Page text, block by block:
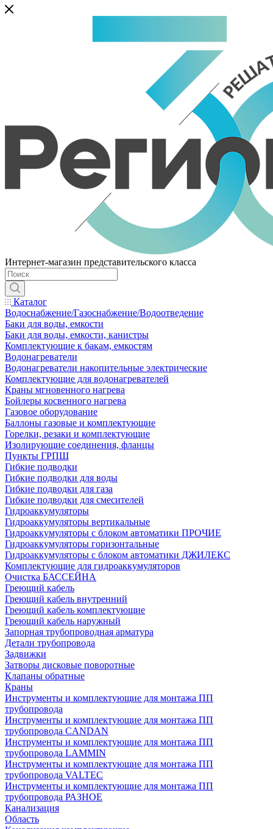
Интернет-магазин представительского класса
Каталог
Водоснабжение/Газоснабжение/Водоотведение
Баки для воды, емкости
Баки для воды, емкости, канистры
Комплектующие к бакам, емкостям
Водонагреватели
Водонагреватели накопительные электрические
Комплектующие для водонагревателей
Краны мгновенного нагрева
Бойлеры косвенного нагрева
Газовое оборудование
Баллоны газовые и комплектующие
Горелки, резаки и комплектующие
Изолирующие соединения, фланцы
Пункты ГРПШ
Гибкие подводки
Гибкие подводки для воды
Гибкие подводки для газа
Гибкие подводки для смесителей
Гидроаккумуляторы
Гидроаккумуляторы вертикальные
Гидроаккумуляторы с блоком автоматики ПРОЧИЕ
Гидроаккумуляторы горизонтальные
Гидроаккумуляторы с блоком автоматики ДЖИЛЕКС
Комплектующие для гидроаккумуляторов
Очистка БАССЕЙНА
Греющий кабель
Греющий кабель внутренний
Греющий кабель комплектующие
Греющий кабель наружный
Запорная трубопроводная арматура
Детали трубопровода
Задвижки
Затворы дисковые поворотные
Клапаны обратные
Краны
Инструменты и комплектующие для монтажа ПП
трубопровода
Инструменты и комплектующие для монтажа ПП
трубопровода CANDAN
Инструменты и комплектующие для монтажа ПП
трубопровода LAMMIN
Инструменты и комплектующие для монтажа ПП
трубопровода VALTEC
Инструменты и комплектующие для монтажа ПП
трубопровода РАЗНОЕ
Канализация
Область